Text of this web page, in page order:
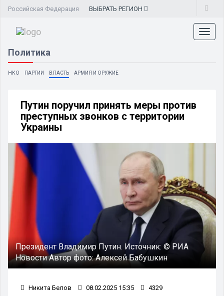
Российская Федерация ВЫБРАТЬ РЕГИОН
Политика
НКО ПАРТИИ ВЛАСТЬ АРМИЯ И ОРУЖИЕ
Путин поручил принять меры против
преступных звонков с территории
Украины
Президент Владимир Путин. Источник: © РИА
НовостиАвтор фото:Алексей Бабушкин
Никита Белов 08.02.2025 15:35 4329